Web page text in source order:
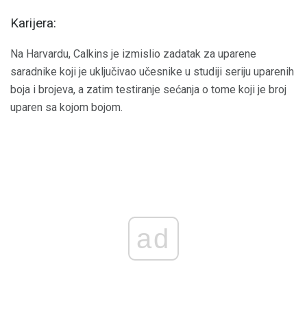
Karijera:
Na Harvardu, Calkins je izmislio zadatak za uparene
saradnike koji je uključivao učesnike u studiji seriju uparenih
boja i brojeva, a zatim testiranje sećanja o tome koji je broj
uparen sa kojom bojom.
ad